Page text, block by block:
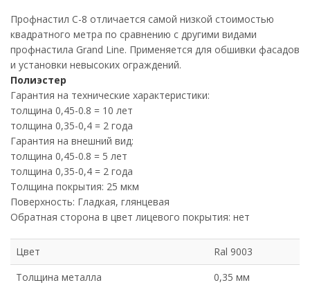
Профнастил С-8 отличается самой низкой стоимостью
квадратного метра по сравнению с другими видами
профнастила Grand Line. Применяется для обшивки фасадов
и установки невысоких ограждений.
Полиэстер
Гарантия на технические характеристики:
толщина 0,45-0.8 = 10 лет
толщина 0,35-0,4 = 2 года
Гарантия на внешний вид:
толщина 0,45-0.8 = 5 лет
толщина 0,35-0,4 = 2 года
Толщина покрытия: 25 мкм
Поверхность: Гладкая, глянцевая
Обратная сторона в цвет лицевого покрытия: нет
Цвет
Ral 9003
Толщина металла
0,35 мм